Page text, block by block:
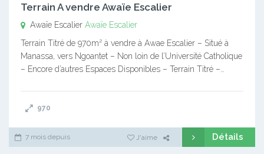
Terrain A vendre Awaïe Escalier
Awaïe Escalier Awaïe Escalier
Terrain Titré de 970m² à vendre à Awae Escalier – Situé à
Manassa, vers Ngoantet – Non loin de l’Université Catholique
– Encore d’autres Espaces Disponibles – Terrain Titré –…
970
7 mois depuis J'aime Détails